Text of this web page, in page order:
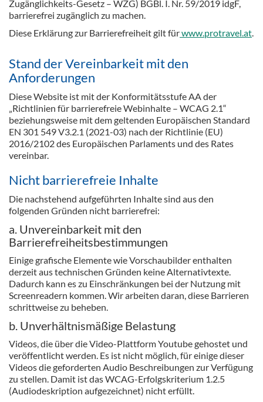
Zugänglichkeits-Gesetz – WZG) BGBl. I. Nr. 59/2019 idgF,
barrierefrei zugänglich zu machen.
Diese Erklärung zur Barrierefreiheit gilt fürwww.protravel.at.
Stand der Vereinbarkeit mit den
Anforderungen
Diese Website ist mit der Konformitätsstufe AA der
„Richtlinien für barrierefreie Webinhalte – WCAG 2.1“
beziehungsweise mit dem geltenden Europäischen Standard
EN 301 549 V3.2.1 (2021-03) nach der Richtlinie (EU)
2016/2102 des Europäischen Parlaments und des Rates
vereinbar.
Nicht barrierefreie Inhalte
Die nachstehend aufgeführten Inhalte sind aus den
folgenden Gründen nicht barrierefrei:
a. Unvereinbarkeit mit den
Barrierefreiheitsbestimmungen
Einige grafische Elemente wie Vorschaubilder enthalten
derzeit aus technischen Gründen keine Alternativtexte.
Dadurch kann es zu Einschränkungen bei der Nutzung mit
Screenreadern kommen. Wir arbeiten daran, diese Barrieren
schrittweise zu beheben.
b. Unverhältnismäßige Belastung
Videos, die über die Video-Plattform Youtube gehostet und
veröffentlicht werden. Es ist nicht möglich, für einige dieser
Videos die geforderten Audio Beschreibungen zur Verfügung
zu stellen. Damit ist das WCAG-Erfolgskriterium 1.2.5
(Audiodeskription aufgezeichnet) nicht erfüllt.